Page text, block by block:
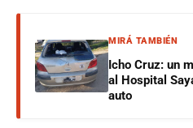
MIRÁ TAMBIÉN
Icho Cruz: un
al Hospital
auto